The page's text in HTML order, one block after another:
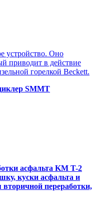
устройство. Оно
приводит в действие
горелкой Beckett.
SMMT
асфальта KM T-2
куски асфальта и
переработки,